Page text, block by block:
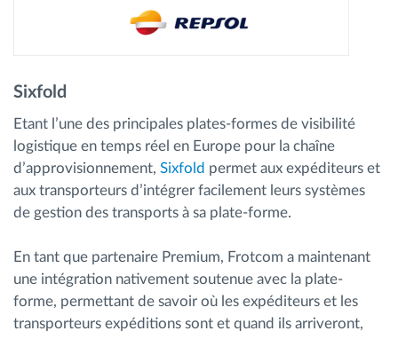
Sixfold
Etant l’une des principales plates-formes de visibilité
logistique en temps réel en Europe pour la chaîne
d’approvisionnement, Sixfold permet aux expéditeurs et
aux transporteurs d’intégrer facilement leurs systèmes
de gestion des transports à sa plate-forme.
En tant que partenaire Premium, Frotcom a maintenant
une intégration nativement soutenue avec la plate-
forme, permettant de savoir où les expéditeurs et les
transporteurs expéditions sont et quand ils arriveront,